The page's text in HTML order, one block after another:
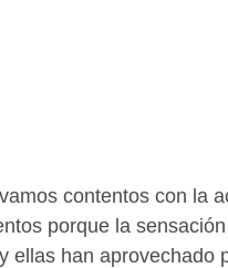
contentos con la
porque la
ellas han aprovechado